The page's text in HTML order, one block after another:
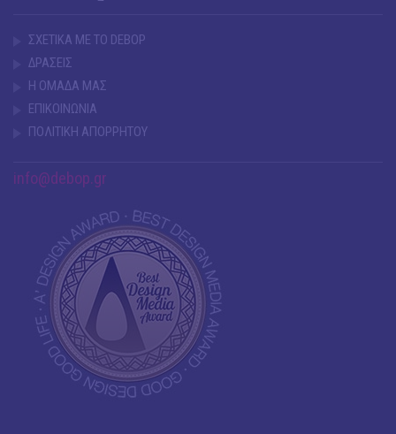
ΣΧΕΤΙΚΑ ΜΕ ΤΟ DEBOP
ΔΡΑΣΕΙΣ
Η ΟΜΑΔΑ ΜΑΣ
ΕΠΙΚΟΙΝΩΝΙΑ
ΠΟΛΙΤΙΚΗ ΑΠΟΡΡΗΤΟΥ
info@debop.gr